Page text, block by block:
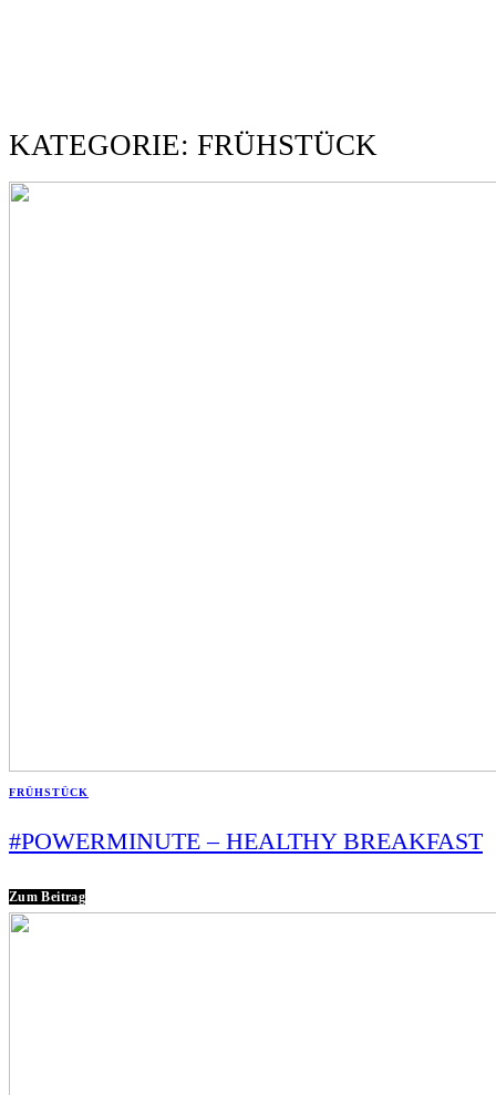
KATEGORIE: FRÜHSTÜCK
FRÜHSTÜCK
#POWERMINUTE – HEALTHY BREAKFAST
Zum Beitrag